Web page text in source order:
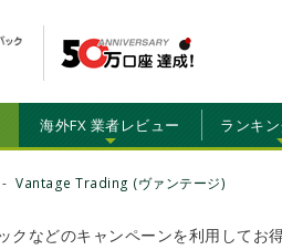
海外FX 業者レビュー ランキ
Vantage Trading (ヴァンテージ)
クなどのキャンペーンを利用してお